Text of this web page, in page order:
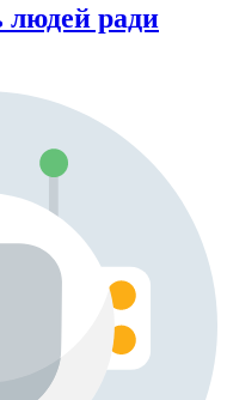
людей ради